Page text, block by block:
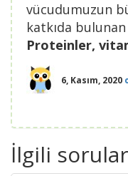
vücudumuzun
katkıda
Proteinler,
6, Kasım, 2020
İlgili sorular